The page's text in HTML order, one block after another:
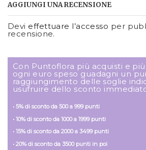
AGGIUNGI UNA RECENSIONE
Devi effettuare l’accesso per
recensione.
Con Puntoflora più acquisti e
ogni euro speso guadagni un
raggiungimento delle soglie
usufruire dello sconto
• 5% di sconto da 500 a 999 punti
• 10% di sconto da 1000 a 1999 punti
• 15% di sconto da 2000 a 3499 punti
• 20% di sconto da 3500 punti in poi